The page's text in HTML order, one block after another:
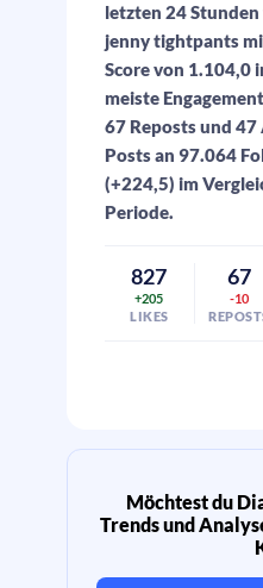
letzten 24
jenny tightpants
Score von 1.104,0
meiste
67 Reposts und
Posts an 97.064
(+224,5) im
Periode.
827
+205
LIKES
67
-10
Möchtest du
Trends und